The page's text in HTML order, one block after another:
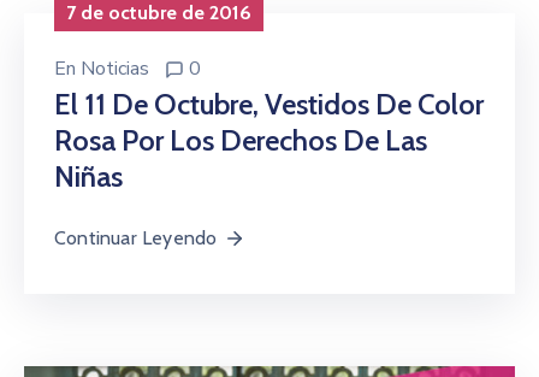
7 de octubre de 2016
En Noticias 0
El 11 De Octubre, Vestidos De Color
Rosa Por Los Derechos De Las
Niñas
Continuar Leyendo